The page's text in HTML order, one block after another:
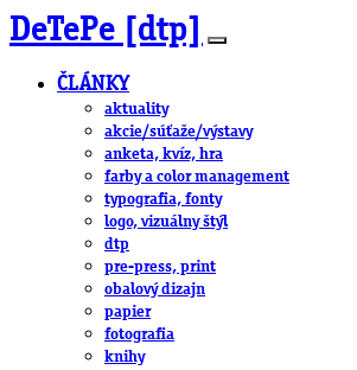
DeTePe [dtp]
ČLÁNKY
aktuality
akcie/súťaže/výstavy
anketa, kvíz, hra
farby a color management
typografia, fonty
logo, vizuálny štýl
dtp
pre-press, print
obalový dizajn
papier
fotografia
knihy